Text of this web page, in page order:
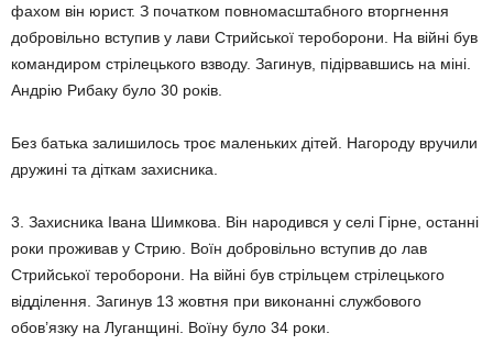
фахом він юрист. З початком повномасштабного вторгнення
добровільно вступив у лави Стрийської тероборони. На війні був
командиром стрілецького взводу. Загинув, підірвавшись на міні.
Андрію Рибаку було 30 років.
Без батька залишилось троє маленьких дітей. Нагороду вручили
дружині та діткам захисника.
3. Захисника Івана Шимкова. Він народився у селі Гірне, останні
роки проживав у Стрию. Воїн добровільно вступив до лав
Стрийської тероборони. На війні був стрільцем стрілецького
відділення. Загинув 13 жовтня при виконанні службового
обов’язку на Луганщині. Воїну було 34 роки.